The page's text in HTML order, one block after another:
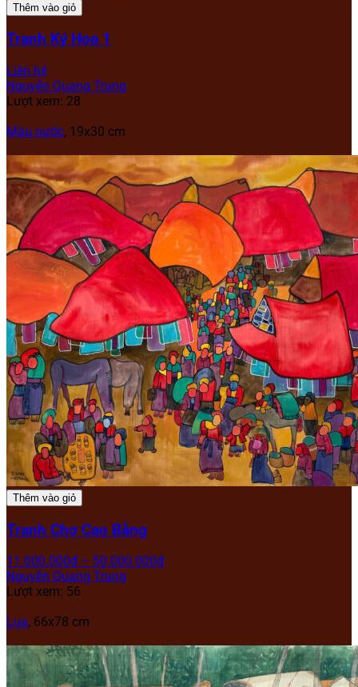
Thêm vào giỏ
Tranh Ký Họa 1
Liên hệ
Nguyễn Quang Trung
Lượt xem: 28
Màu nước, 19x30 cm
Thêm vào giỏ
Tranh Chợ Cao Bằng
11.000.000₫ – 50.000.000₫
Nguyễn Quang Trung
Lượt xem: 56
Lụa, 66x78 cm